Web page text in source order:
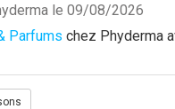
le 09/08/2026
Parfums chez Phyderma